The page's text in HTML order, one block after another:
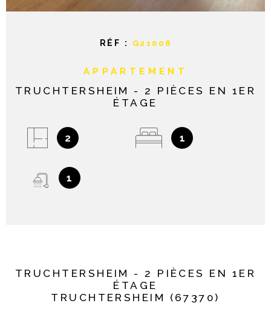
RÉF : G21008
APPARTEMENT
TRUCHTERSHEIM - 2 PIÈCES EN 1ER
ÉTAGE
2 1
1
TRUCHTERSHEIM - 2 PIÈCES EN 1ER
ÉTAGE
TRUCHTERSHEIM (67370)